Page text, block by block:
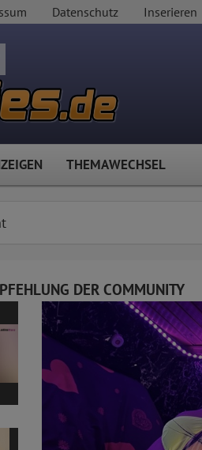
Datenschutz Inserieren
THEMAWECHSEL
DER COMMUNITY